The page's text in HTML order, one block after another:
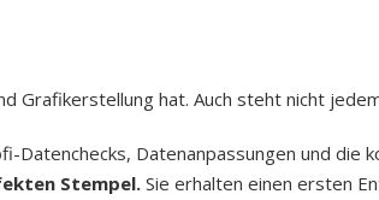
hat. Auch steht nicht
Datenchecks, Datenanpassungen und die
Stempel. Sie erhalten einen ersten